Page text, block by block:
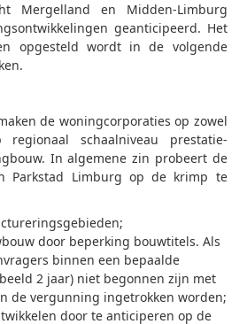
Mergelland en Midden-Limburg
geanticipeerd. Het
opgesteld wordt in de volgende
de woningcorporaties op zowel
schaalniveau prestatie-
In algemene zin probeert de
Parkstad Limburg op de krimp te
door beperking bouwtitels. Als
binnen een bepaalde
2 jaar) niet begonnen zijn met
de vergunning ingetrokken worden;
door te anticiperen op de